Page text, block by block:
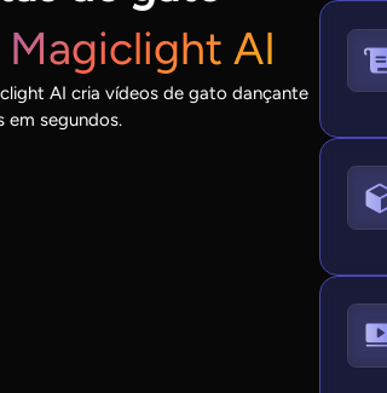
AI
AI cria vídeos de gato dançante
em segundos.